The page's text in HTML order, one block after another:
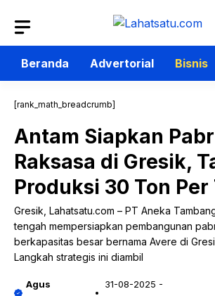
isi
Beranda
Advertorial Bisnis
[rank_math_breadcrumb]
Antam Siapkan
Raksasa di Gresik,
Produksi 30 Ton Per
Gresik, Lahatsatu.com – PT Aneka
tengah mempersiapkan pembangunan
berkapasitas besar bernama Avere di
Langkah strategis ini diambil
Agus
31-08-2025 -